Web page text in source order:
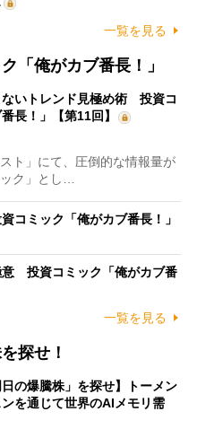
一覧を見る
「俺がカブ番長！」
ないトレンド見極め術 投資コ
長！」【第11回】
ト」にて、圧倒的な情報量が
ク」とし…
コミック「俺がカブ番長！」
意 投資コミック「俺がカブ番
一覧を見る
探せ！
日の爆騰株」を探せ】トーメン
を通じて世界のAIメモリ需